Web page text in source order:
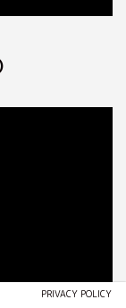
PRIVACY POLICY